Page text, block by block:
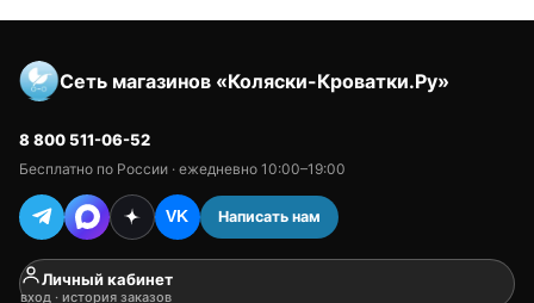
Сеть магазинов «Коляски-Кроватки.Ру»
8 800 511-06-52
Бесплатно по России · ежедневно 10:00–19:00
VK Написать нам
Личный кабинет
вход · история заказов